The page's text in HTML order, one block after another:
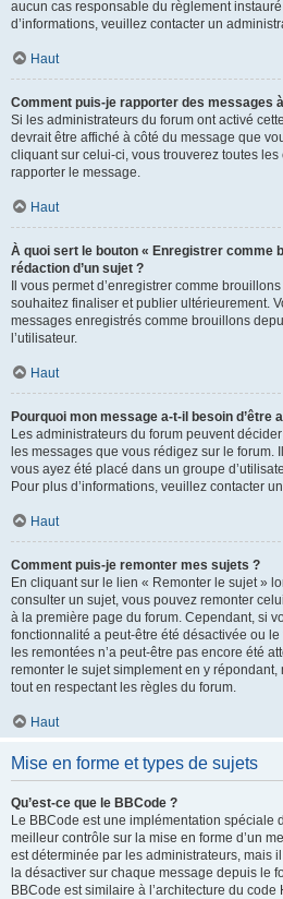
aucun cas responsable du règlement
d’informations, veuillez contacter un
Haut
Comment puis-je rapporter des messages
Si les administrateurs du forum ont activé
devrait être affiché à côté du message que
cliquant sur celui-ci, vous trouverez toutes
rapporter le message.
Haut
À quoi sert le bouton « Enregistrer comme
rédaction d’un sujet ?
Il vous permet d’enregistrer comme
souhaitez finaliser et publier ultérieurement.
messages enregistrés comme brouillons
l’utilisateur.
Haut
Pourquoi mon message a-t-il besoin d’être
Les administrateurs du forum peuvent
les messages que vous rédigez sur le forum.
vous ayez été placé dans un groupe
Pour plus d’informations, veuillez contacter
Haut
Comment puis-je remonter mes sujets ?
En cliquant sur le lien « Remonter le sujet »
consulter un sujet, vous pouvez remonter
à la première page du forum. Cependant, si
fonctionnalité a peut-être été désactivée ou le
les remontées n’a peut-être pas encore été
remonter le sujet simplement en y
tout en respectant les règles du forum.
Haut
Mise en forme et types de sujets
Qu’est-ce que le BBCode ?
Le BBCode est une implémentation spéciale
meilleur contrôle sur la mise en forme d’un
est déterminée par les administrateurs, mais
la désactiver sur chaque message depuis le
BBCode est similaire à l’architecture du